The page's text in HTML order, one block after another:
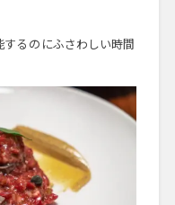
るのにふさわしい時間